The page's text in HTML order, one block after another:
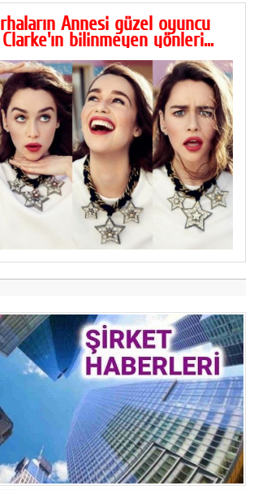
Annesi güzel oyuncu
Clarke'ın bilinmeyen yönleri...